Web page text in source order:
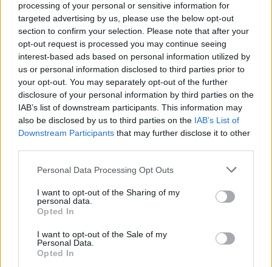
processing of your personal or sensitive information for
targeted advertising by us, please use the below opt-out
section to confirm your selection. Please note that after your
opt-out request is processed you may continue seeing
interest-based ads based on personal information utilized by
us or personal information disclosed to third parties prior to
your opt-out. You may separately opt-out of the further
disclosure of your personal information by third parties on the
IAB’s list of downstream participants. This information may
also be disclosed by us to third parties on the IAB’s List of
Downstream Participants that may further disclose it to other
Please note that this website/app uses one or more Google
not limited to your visit or usage behaviour. You may click to
grant or deny consent to Google and its third-party tags to
use your data for below specified purposes in below Google
consent section.
Personal Data Processing Opt Outs
I want to opt-out of the Sharing of my
personal data.
Opted In
I want to opt-out of the Sale of my
Personal Data.
Opted In
Kövess minket, és értesülj a friss hírekről a
Facebookon is!
Követem
NYERŐ PÁROS
BARNAI JUDIT #